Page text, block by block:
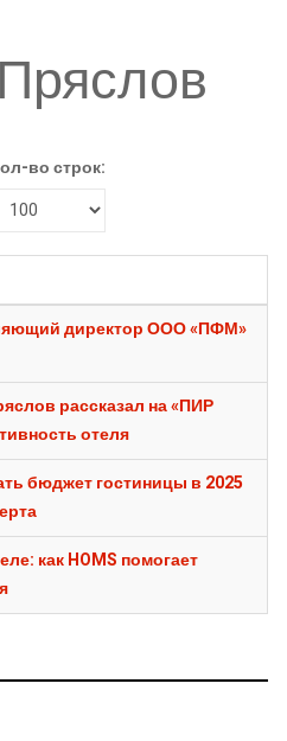
во строк:
директор ООО «ПФМ»
рассказал на «ПИР
отеля
бюджет гостиницы в 2025
как HOMS помогает